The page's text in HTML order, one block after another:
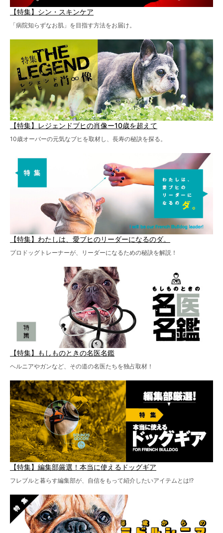
【特集】シン・スキンケア
「病院知らずなお肌」を目指す方法をお届け。
【特集】レジェンドブヒの肖像ー10歳を超えて
10歳オーバーの元気なブヒを取材し、長寿の秘訣を探る。
【特集】わたしは、愛ブヒのリーダーになるのダ。
プロドッグトレーナーが、リーダーになるための秘訣を解説！
【特集】もしものときの名医名鑑
ヘルニアやガンなど、その道の名医たちを独占取材！
【特集】編集部厳選！本当に使えるドッグギア
フレブルと暮らす編集部が、自信をもって紹介したいアイテムとは!?